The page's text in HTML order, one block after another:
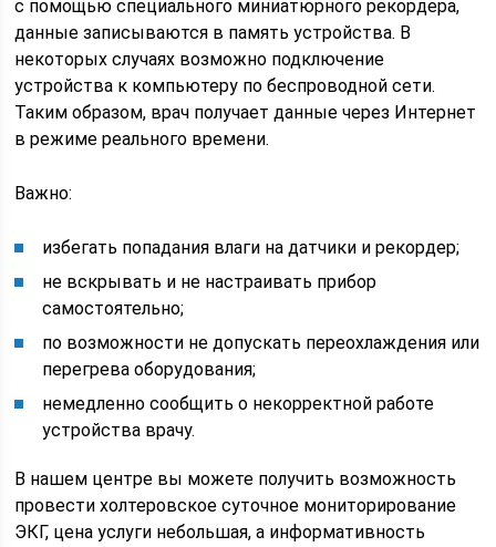
с помощью специального миниатюрного рекордера,
данные записываются в память устройства. В
некоторых случаях возможно подключение
устройства к компьютеру по беспроводной сети.
Таким образом, врач получает данные через Интернет
в режиме реального времени.
Важно:
избегать попадания влаги на датчики и рекордер;
не вскрывать и не настраивать прибор
самостоятельно;
по возможности не допускать переохлаждения или
перегрева оборудования;
немедленно сообщить о некорректной работе
устройства врачу.
В нашем центре вы можете получить возможность
провести холтеровское суточное мониторирование
ЭКГ, цена услуги небольшая, а информативность